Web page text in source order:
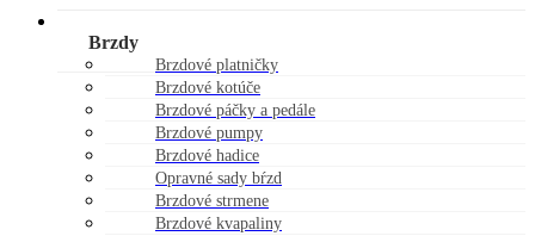
Brzdy
Brzdové platničky
Brzdové kotúče
Brzdové páčky a pedále
Brzdové pumpy
Brzdové hadice
Opravné sady bŕzd
Brzdové strmene
Brzdové kvapaliny